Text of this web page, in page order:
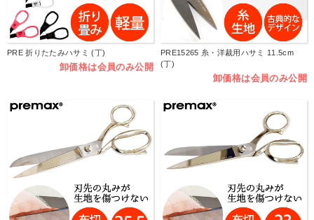
PRE 折りたたみハサミ (丁)
卸価格は会員のみ公開
PRE15265 糸・洋裁用ハサミ 11.5cm
(丁)
卸価格は会員のみ公開